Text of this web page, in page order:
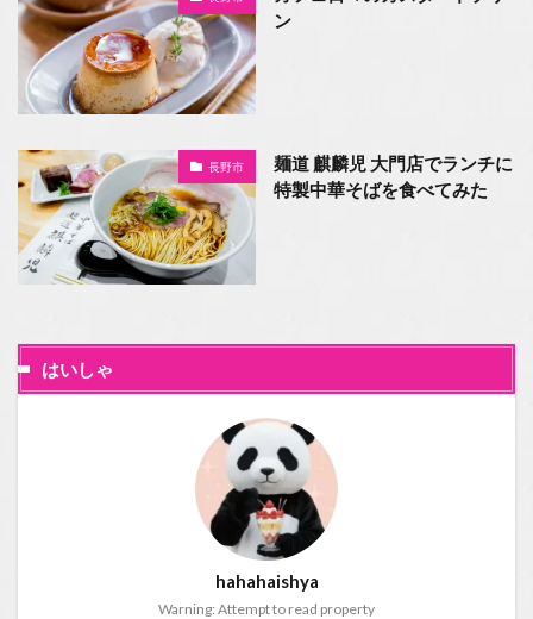
ン
長野市
麺道 麒麟児 大門店でランチに
特製中華そばを食べてみた
はいしゃ
hahahaishya
Warning: Attempt to read property